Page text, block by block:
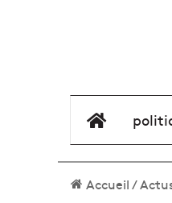
élément
Accueil/